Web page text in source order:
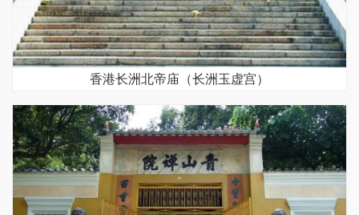
香港长洲北帝庙（长洲玉虚宫）